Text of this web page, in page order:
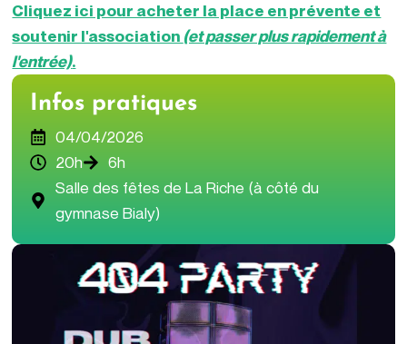
Infos pratiques
04/04/2026
20h
6h
Salle des fêtes de La Riche (à côté du
gymnase Bialy)
Cliquez ici pour acheter la place en prévente et
soutenir l'association (et passer plus rapidement à
l'entrée).